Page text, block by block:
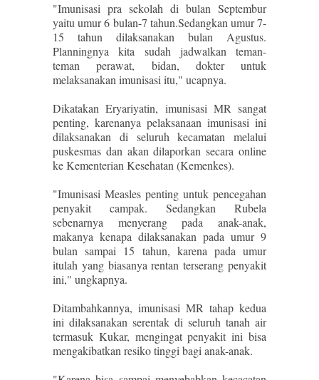
"Imunisasi pra sekolah di bulan Septembur
yaitu umur 6 bulan-7 tahun.Sedangkan umur 7-
15 tahun dilaksanakan bulan Agustus.
Planningnya kita sudah jadwalkan teman-
teman perawat, bidan, dokter untuk
melaksanakan imunisasi itu," ucapnya.
Dikatakan Eryariyatin, imunisasi MR sangat
penting, karenanya pelaksanaan imunisasi ini
dilaksanakan di seluruh kecamatan melalui
puskesmas dan akan dilaporkan secara online
ke Kementerian Kesehatan (Kemenkes).
"Imunisasi Measles penting untuk pencegahan
penyakit campak. Sedangkan Rubela
sebenarnya menyerang pada anak-anak,
makanya kenapa dilaksanakan pada umur 9
bulan sampai 15 tahun, karena pada umur
itulah yang biasanya rentan terserang penyakit
ini," ungkapnya.
Ditambahkannya, imunisasi MR tahap kedua
ini dilaksanakan serentak di seluruh tanah air
termasuk Kukar, mengingat penyakit ini bisa
mengakibatkan resiko tinggi bagi anak-anak.